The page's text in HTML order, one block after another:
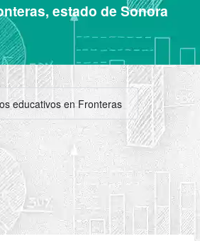
estado de Sonora
educativos en Fronteras